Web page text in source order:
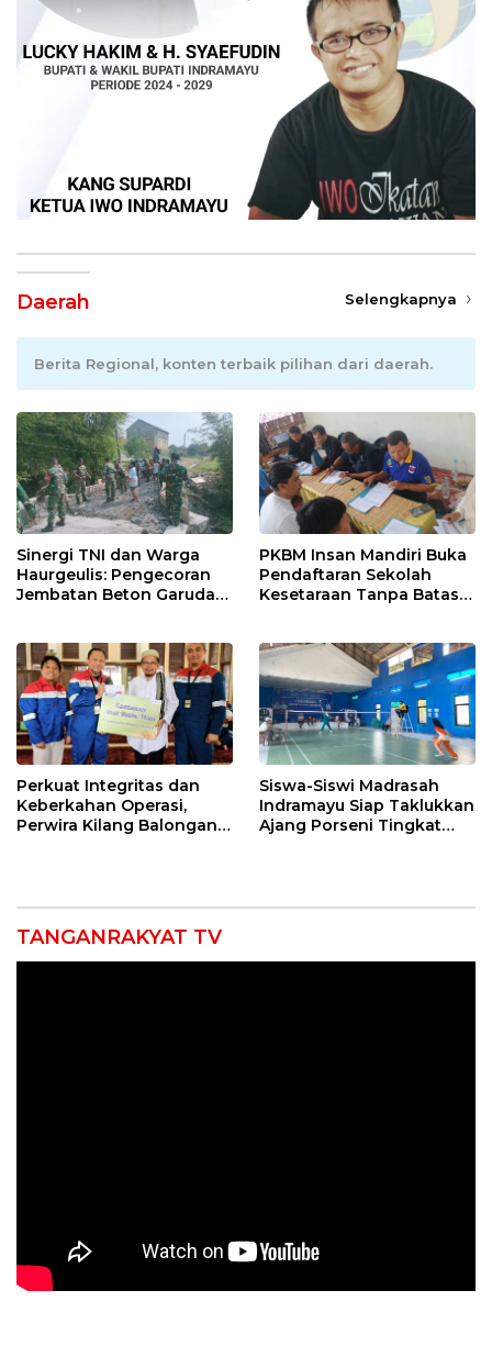
Daerah Selengkapnya
Berita Regional, konten terbaik pilihan dari daerah.
Sinergi TNI dan Warga
Haurgeulis: Pengecoran
Jembatan Beton Garuda
PKBM Insan Mandiri Buka
Pendaftaran Sekolah
Kesetaraan Tanpa Batas
Perkuat Integritas dan
Keberkahan Operasi,
Perwira Kilang Balongan
Siswa-Siswi Madrasah
Indramayu Siap Taklukkan
Ajang Porseni Tingkat
TANGANRAKYAT TV